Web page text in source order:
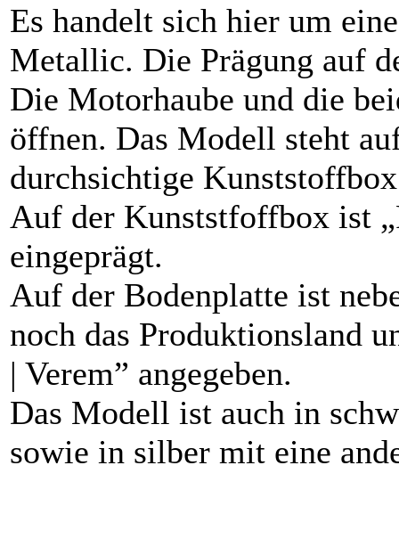
Es handelt sich hier um
Metallic. Die Prägung auf
Die Motorhaube und die
öffnen. Das Modell steht
durchsichtige
Auf der Kunststfoffbox ist
eingeprägt.
Auf der Bodenplatte ist
noch das Produktionsland
| Verem” angegeben.
Das Modell ist auch in
sowie in silber mit eine